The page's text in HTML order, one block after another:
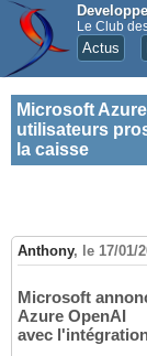
Le Club
Actus
Microsoft Azure
utilisateurs
la caisse
Anthony, le 17/01/
Microsoft
Azure OpenAI
avec